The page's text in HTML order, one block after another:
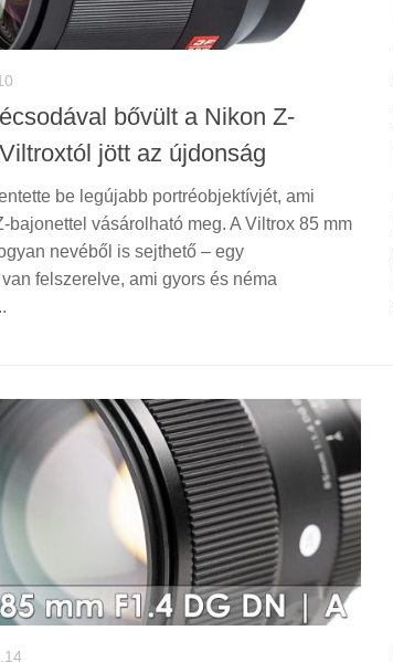
bővült a Nikon Z-
jött az újdonság
be legújabb portréobjektívjét, ami
bajonettel vásárolható meg. A Viltrox 85 mm
nevéből is sejthető – egy
felszerelve, ami gyors és néma